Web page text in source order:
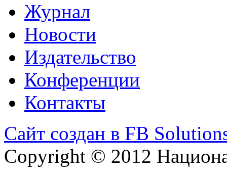
Журнал
Новости
Издательство
Конференции
Контакты
Сайт создан в FB
Copyright © 2012